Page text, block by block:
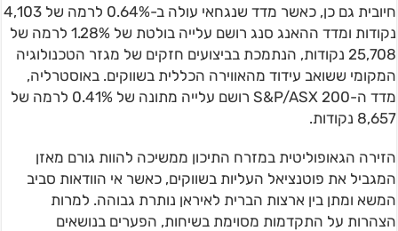
חיובית גם כן, כאשר מדד שנגחאי עולה ב-0.64% לרמה של 4,103
נקודות ומדד ההאנג סנג רושם עלייה בולטת של 1.28% לרמה של
25,708 נקודות, הנתמכת בביצועים חזקים של מגזר הטכנולוגיה
המקומי ששואב עידוד מהאווירה הכללית בשווקים. באוסטרליה,
מדד ה-S&P/ASX 200 רושם עלייה מתונה של 0.41% לרמה של
8,657 נקודות.
הזירה הגאופוליטית במזרח התיכון ממשיכה להוות גורם מאזן
המגביל את פוטנציאל העליות בשווקים, כאשר אי הוודאות סביב
המשא ומתן בין ארצות הברית לאיראן נותרת גבוהה. למרות
הצהרות על התקדמות מסוימת בשיחות, הפערים בנושאים